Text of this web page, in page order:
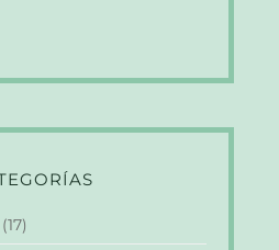
(17)